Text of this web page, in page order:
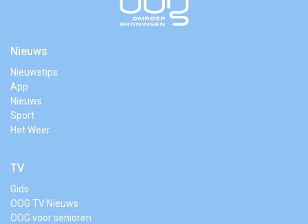
Nieuws
Nieuwstips
App
Nieuws
Sport
Het Weer
TV
Gids
OOG TV Nieuws
OOG voor senioren